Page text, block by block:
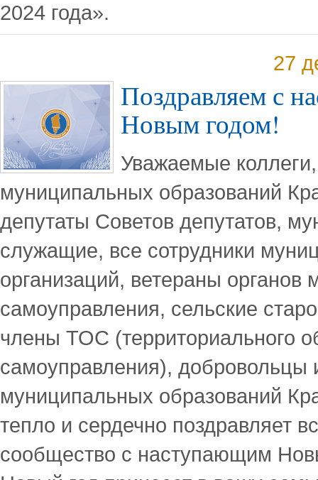
2024 года».
27
Поздравляем с
Новым годом!
Уважаемые
муниципальных образований
депутаты Советов депутатов,
служащие, все сотрудники
организаций, ветераны органов
самоуправления, сельские
члены ТОС (территориального
самоуправления), добровольцы
муниципальных образований
тепло и сердечно поздравляет
сообщество с наступающим